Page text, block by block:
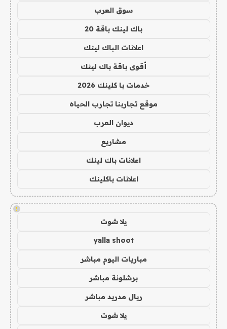
سوق العرب
باك لينك باقة 20
اعلانات الباك لينك
أقوى باقة باك لينك
خدمات با كلينك 2026
موقع تجاربنا تجارب الحياه
ديوان العرب
مشاريع
اعلانات باك لينك
اعلانات باكلينك
!
يلا شوت
yalla shoot
مباريات اليوم مباشر
برشلونة مباشر
ريال مدريد مباشر
يلا شوت